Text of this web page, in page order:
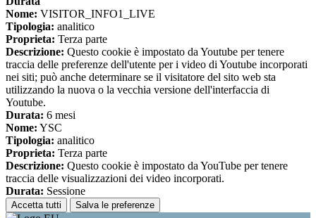
Nome: VISITOR_INFO1_LIVE
Tipologia: analitico
Proprieta: Terza parte
Descrizione: Questo cookie è impostato da Youtube per tenere
traccia delle preferenze dell'utente per i video di Youtube incorporati
nei siti; può anche determinare se il visitatore del sito web sta
utilizzando la nuova o la vecchia versione dell'interfaccia di
Youtube.
Durata: 6 mesi
Nome: YSC
Tipologia: analitico
Proprieta: Terza parte
Descrizione: Questo cookie è impostato da YouTube per tenere
traccia delle visualizzazioni dei video incorporati.
Durata: Sessione
Accetta tutti Salva le preferenze